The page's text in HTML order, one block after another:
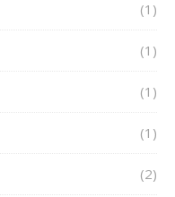
(1)
(1)
(1)
(1)
(2)